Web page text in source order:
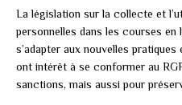
La législation sur la collecte et
personnelles dans les courses
s’adapter aux nouvelles
ont intérêt à se conformer au
sanctions, mais aussi pour